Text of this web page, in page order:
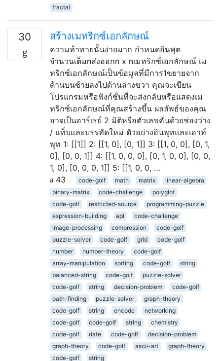
fractal
30 สร้างเมทริกซ์เอกลักษณ์
ความท้าทายนั้นง่ายมาก กำหนดอินพุต
จำนวนเต็มnส่งออกn x nเมทริกซ์เอกลักษณ์ เม
ทริกซ์เอกลักษณ์เป็นข้อมูลที่มีการ1ขยายจาก
ด้านบนซ้ายลงไปด้านล่างขวา คุณจะเขียน
โปรแกรมหรือฟังก์ชั่นที่จะส่งกลับหรือแสดงเม
ทริกซ์เอกลักษณ์ที่คุณสร้างขึ้น ผลลัพธ์ของคุณ
อาจเป็นอาร์เรย์ 2 มิติหรือตัวเลขคั่นด้วยช่องว่าง
/ แท็บและบรรทัดใหม่ ตัวอย่างอินพุทและเอาท์
พุท 1: [[1]] 2: [[1, 0], [0, 1]] 3: [[1, 0, 0], [0, 1,
0], [0, 0, 1]] 4: [[1, 0, 0, 0], [0, 1, 0, 0], [0, 0,
1, 0], [0, 0, 0, 1]] 5: [[1, 0, 0, …
43
code-golf math matrix
linear-algebra
binary-matrix
code-challenge
polyglot
code-golf
restricted-source
programming-puzzle
expression-building
apl
code-challenge
image-processing
compression
code-golf
puzzle-solver
code-golf grid
code-golf
number
number-theory
code-golf
array-manipulation
sorting code-golf
string
balanced-string
code-golf
puzzle-solver
code-golf
string decision-problem
code-golf
path-finding
puzzle-solver
graph-theory
code-golf
string encode
networking
code-golf
code-golf string
chemistry
code-golf
date code-golf
decision-problem
graph-theory
code-golf ascii-art
graph-theory
code-golf
string